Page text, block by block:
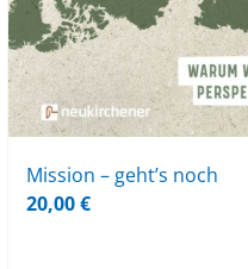
Mis­si­on – geht’s noch
20,00€